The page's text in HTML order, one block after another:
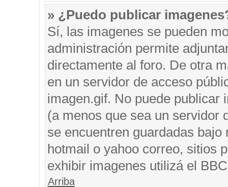
» ¿Puedo publicar
Sí, las imagenes se pueden
administración permite
directamente al foro. De otra
en un servidor de acceso
imagen.gif. No puede publicar
(a menos que sea un servidor
se encuentren guardadas
hotmail o yahoo correo, sitios
exhibir imagenes utilizá el
Arriba